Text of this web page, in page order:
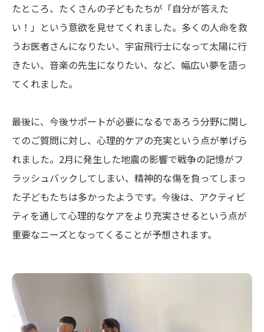
たところ、たくさんの子どもたちが「自分が答えた
い！」という意欲を見せてくれました。多くの人命を救
うお医者さんになりたい、宇宙飛行士になって太陽に行
きたい、音楽の先生になりたい、など、幅広い夢を語っ
てくれました。
最後に、今後サポートが必要になるであろう分野に関し
てのご質問に対し、心理的ケアの充実という点が挙げら
れました。2月に発生した地震の影響で戦争の記憶がフ
ラッシュバックしてしまい、精神的な傷を負ってしまっ
た子どもたちは多かったようです。今後は、アクティビ
ティを通して心理的なケアをより充実させるという点が
重要なニーズとなってくることが予想されます。